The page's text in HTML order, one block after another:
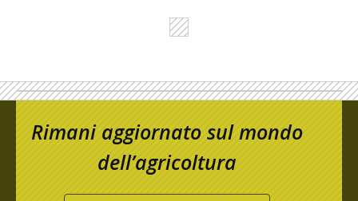
Rimani aggiornato sul mondo
dell’agricoltura